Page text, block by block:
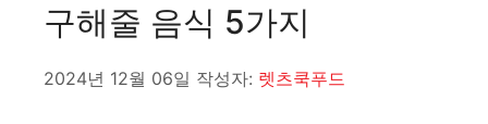
구해줄 음식 5가지
2024년 12월 06일 작성자: 렛츠쿡푸드